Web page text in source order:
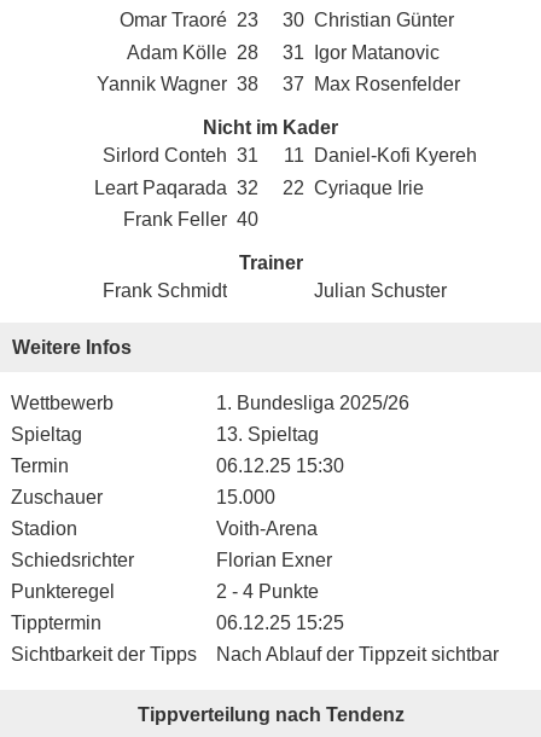
Omar Traoré 23 30 Christian Günter
Adam Kölle 28 31
Igor Matanovic
Yannik Wagner 38 37 Max Rosenfelder
Nicht im Kader
Sirlord Conteh 31 11
Daniel-Kofi Kyereh
Leart Paqarada 32 22 Cyriaque Irie
Frank Feller 40
Trainer
Frank Schmidt
Julian Schuster
Weitere Infos
Wettbewerb
1. Bundesliga 2025/26
Spieltag
13. Spieltag
Termin
06.12.25 15:30
Zuschauer
15.000
Stadion
Voith-Arena
Schiedsrichter
Florian Exner
Punkteregel
2 - 4 Punkte
Tipptermin
06.12.25 15:25
Sichtbarkeit der Tipps
Nach Ablauf der Tippzeit sichtbar
Tippverteilung nach Tendenz